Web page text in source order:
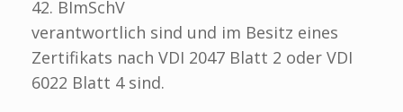
42. BImSchV
verantwortlich sind und im Besitz eines
Zertifikats nach VDI 2047 Blatt 2 oder VDI
6022 Blatt 4 sind.